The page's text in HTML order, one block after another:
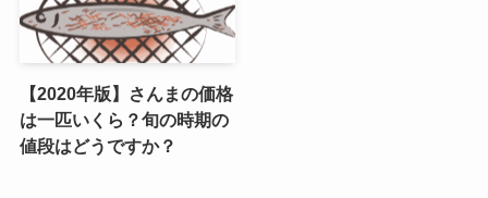
【2020年版】さんまの価格
は一匹いくら？旬の時期の
値段はどうですか？